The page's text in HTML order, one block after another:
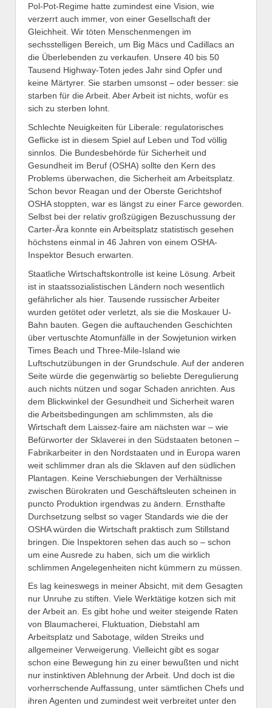
Pol-Pot-Regime hatte zumindest eine Vision, wie
verzerrt auch immer, von einer Gesellschaft der
Gleichheit. Wir töten Menschenmengen im
sechsstelligen Bereich, um Big Mäcs und Cadillacs an
die Überlebenden zu verkaufen. Unsere 40 bis 50
Tausend Highway-Toten jedes Jahr sind Opfer und
keine Märtyrer. Sie starben umsonst – oder besser: sie
starben für die Arbeit. Aber Arbeit ist nichts, wofür es
sich zu sterben lohnt.
Schlechte Neuigkeiten für Liberale: regulatorisches
Geflicke ist in diesem Spiel auf Leben und Tod völlig
sinnlos. Die Bundesbehörde für Sicherheit und
Gesundheit im Beruf (OSHA) sollte den Kern des
Problems überwachen, die Sicherheit am Arbeitsplatz.
Schon bevor Reagan und der Oberste Gerichtshof
OSHA stoppten, war es längst zu einer Farce geworden.
Selbst bei der relativ großzügigen Bezuschussung der
Carter-Ära konnte ein Arbeitsplatz statistisch gesehen
höchstens einmal in 46 Jahren von einem OSHA-
Inspektor Besuch erwarten.
Staatliche Wirtschaftskontrolle ist keine Lösung. Arbeit
ist in staatssozialistischen Ländern noch wesentlich
gefährlicher als hier. Tausende russischer Arbeiter
wurden getötet oder verletzt, als sie die Moskauer U-
Bahn bauten. Gegen die auftauchenden Geschichten
über vertuschte Atomunfälle in der Sowjetunion wirken
Times Beach und Three-Mile-Island wie
Luftschutzübungen in der Grundschule. Auf der anderen
Seite würde die gegenwärtig so beliebte Deregulierung
auch nichts nützen und sogar Schaden anrichten. Aus
dem Blickwinkel der Gesundheit und Sicherheit waren
die Arbeitsbedingungen am schlimmsten, als die
Wirtschaft dem Laissez-faire am nächsten war – wie
Befürworter der Sklaverei in den Südstaaten betonen –
Fabrikarbeiter in den Nordstaaten und in Europa waren
weit schlimmer dran als die Sklaven auf den südlichen
Plantagen. Keine Verschiebungen der Verhältnisse
zwischen Bürokraten und Geschäftsleuten scheinen in
puncto Produktion irgendwas zu ändern. Ernsthafte
Durchsetzung selbst so vager Standards wie die der
OSHA würden die Wirtschaft praktisch zum Stillstand
bringen. Die Inspektoren sehen das auch so – schon
um eine Ausrede zu haben, sich um die wirklich
schlimmen Angelegenheiten nicht kümmern zu müssen.
Es lag keineswegs in meiner Absicht, mit dem Gesagten
nur Unruhe zu stiften. Viele Werktätige kotzen sich mit
der Arbeit an. Es gibt hohe und weiter steigende Raten
von Blaumacherei, Fluktuation, Diebstahl am
Arbeitsplatz und Sabotage, wilden Streiks und
allgemeiner Verweigerung. Vielleicht gibt es sogar
schon eine Bewegung hin zu einer bewußten und nicht
nur instinktiven Ablehnung der Arbeit. Und doch ist die
vorherrschende Auffassung, unter sämtlichen Chefs und
ihren Agenten und zumindest weit verbreitet unter den